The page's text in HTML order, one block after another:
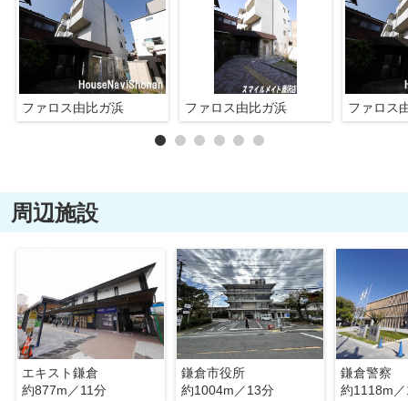
ファロス由比ガ浜 ファロス由比ガ浜 ファロス
周辺施設
エキスト鎌倉
約877m／11分
鎌倉市役所
約1004m／13分
鎌倉警察
約1118m